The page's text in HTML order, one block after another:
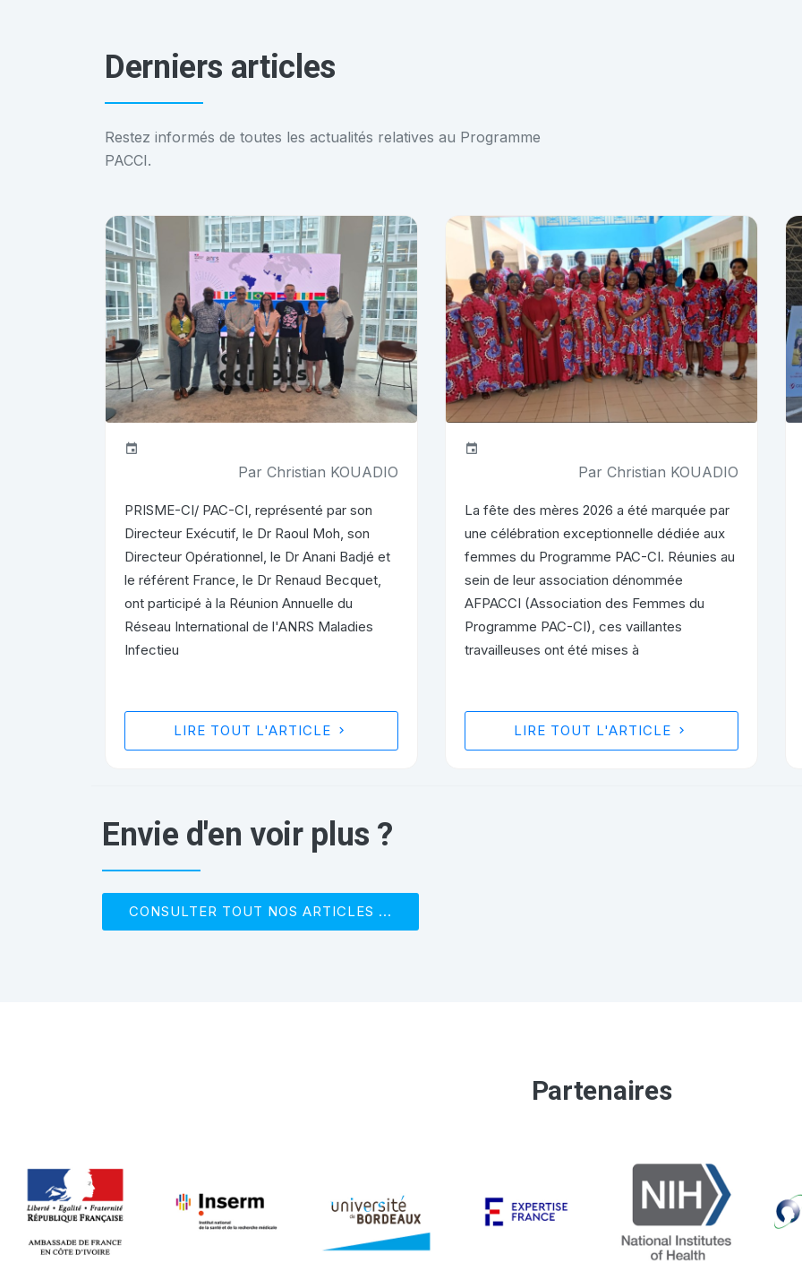
Derniers articles
Restez informés de toutes les actualités relatives au Programme
PACCI.
Par Christian KOUADIO
PRISME-CI/ PAC-CI, représenté par son
Directeur Exécutif, le Dr Raoul Moh, son
Directeur Opérationnel, le Dr Anani Badjé et
le référent France, le Dr Renaud Becquet,
ont participé à la Réunion Annuelle du
Réseau International de l'ANRS Maladies
Infectieu
LIRE TOUT L'ARTICLE
Par Christian KOUADIO
La fête des mères 2026 a été marquée par
une célébration exceptionnelle dédiée aux
femmes du Programme PAC-CI. Réunies au
sein de leur association dénommée
AFPACCI (Association des Femmes du
Programme PAC-CI), ces vaillantes
travailleuses ont été mises à
LIRE TOUT L'ARTICLE
Envie d'en voir plus ?
CONSULTER TOUT NOS ARTICLES ...
Partenaires